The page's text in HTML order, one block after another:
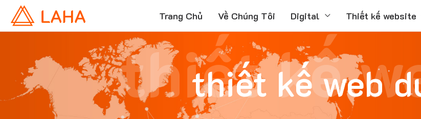
Trang Chủ Về Chúng Tôi Digital Thiết kế website
thiết kế
thiết kế web